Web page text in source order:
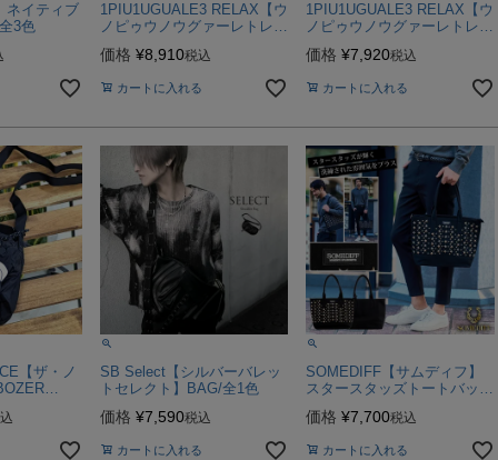
ネイティブ
3色
1PIU1UGUALE3 RELAX【ウ
ノピゥウノウグァーレトレリ
ラックス】FLASHY
CLUTCH BAG/全1色
価格 ¥8,910税込
カートに入れる
1PIU1UGUALE3 RELAX【ウ
ノピゥウノウグァーレトレリ
ラックス】PUFFY NYLON
MINI TOTE BAGトートバッ
価格 ¥7,920税込
カートに入れる
【ザ・ノ
SB Select【シルバーバレッ
トセレクト】BAG/全1色
価格 ¥7,590税込
カートに入れる
SOMEDIFF【サムディフ】
スタースタッズトートバッ
価格 ¥7,700税込
カートに入れる